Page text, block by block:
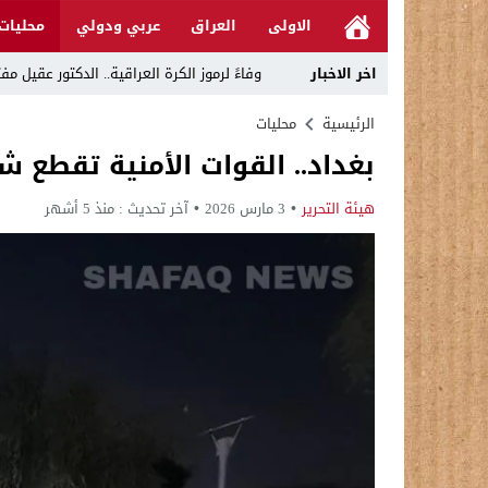
الاولى العراق عربي ودولي
اخر الاخبار
وفاءً لرموز الكرة العراقية.. الدكتور
رئيس الوزراء يوجه بتعطيل الدوام
د. حسن جمعة يهنئ الأستاذ كريم حمادي
خلية الإعلام الأمني: الحكومة ماضية في
قراءة نقدية في مرثية الوصل للكاتب
تحت عنوان “أقلام للمأجورين وسقوط
الرئيسية محليات
بغداد.. القوات الأمنية
هيئة التحرير 3 مارس 2026 آخر تحديث : منذ 5 أشهر